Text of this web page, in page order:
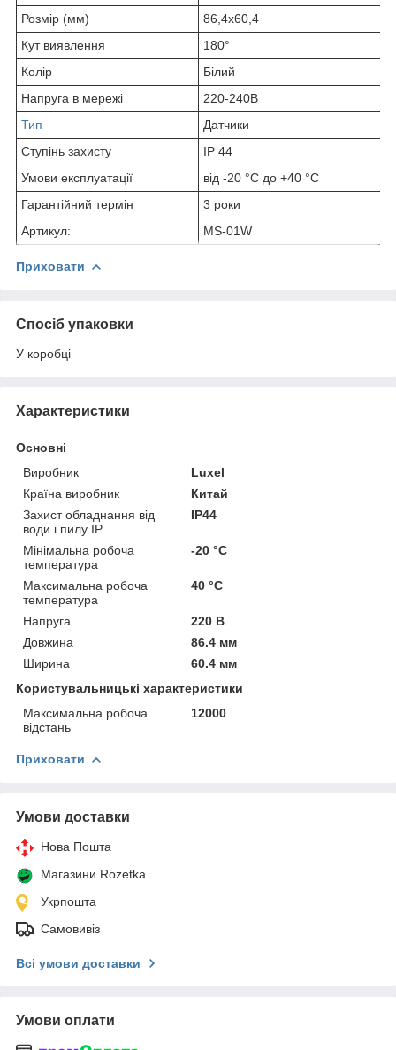
Розмір (мм)
86,4х60,4
Кут виявлення
180°
Колір
Білий
Напруга в мережі
220-240В
Тип
Датчики
Ступінь захисту
IP 44
Умови експлуатації
від -20 °C до +40 °C
Гарантійний термін
3 роки
Артикул:
MS-01W
Приховати
Спосіб упаковки
У коробці
Характеристики
Основні
Виробник
Luxel
Країна виробник
Китай
Захист обладнання від
води і пилу IP
IP44
Мінімальна робоча
температура
-20 °С
Максимальна робоча
температура
40 °С
Напруга
220 В
Довжина
86.4 мм
Ширина
60.4 мм
Користувальницькі характеристики
Максимальна робоча
відстань
12000
Приховати
Умови доставки
Нова Пошта
Магазини Rozetka
Укрпошта
Самовивіз
Всі умови доставки
Умови оплати